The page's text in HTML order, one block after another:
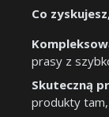
Co
prasy z
Skuteczną
produkty